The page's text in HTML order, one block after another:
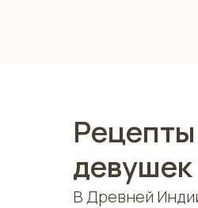
девушек
В Древней